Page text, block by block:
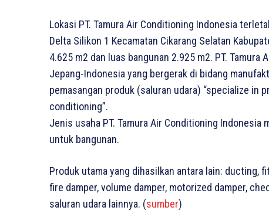
Lokasi PT. Tamura Air Conditioning Indonesia
Delta Silikon 1 Kecamatan Cikarang Selatan
4.625 m2 dan luas bangunan 2.925 m2. PT.
Jepang-Indonesia yang bergerak di bidang
pemasangan produk (saluran udara) “specialize
conditioning”.
Jenis usaha PT. Tamura Air Conditioning
untuk bangunan.
Produk utama yang dihasilkan antara lain: ducting,
fire damper, volume damper, motorized damper,
saluran udara lainnya. (sumber)